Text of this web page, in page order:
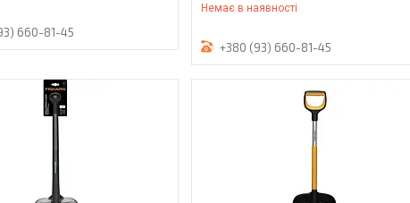
660-81-45
Немає в наявності
+380 (93) 660-81-45